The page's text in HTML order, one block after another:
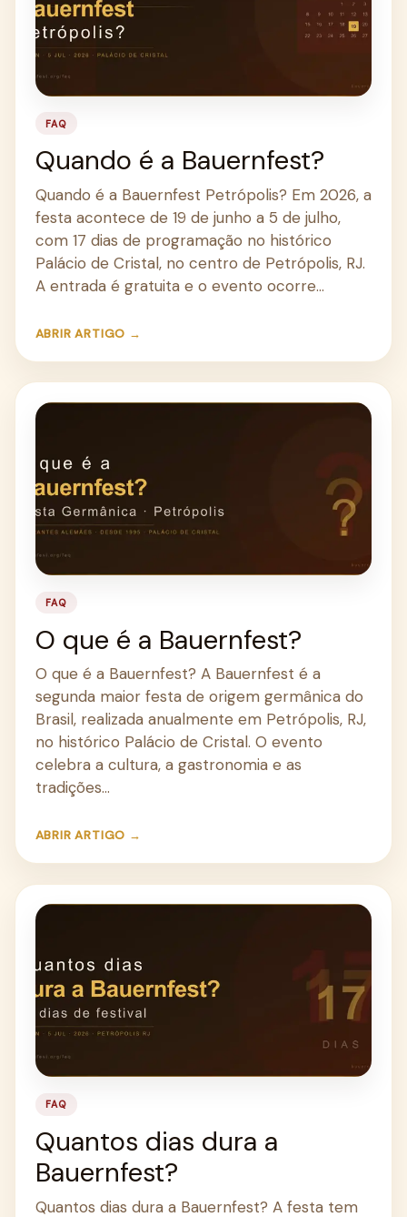
FAQ
Quando é a Bauernfest?
Quando é a Bauernfest Petrópolis? Em 2026, a
festa acontece de 19 de junho a 5 de julho,
com 17 dias de programação no histórico
Palácio de Cristal, no centro de Petrópolis, RJ.
A entrada é gratuita e o evento ocorre…
ABRIR ARTIGO →
FAQ
O que é a Bauernfest?
O que é a Bauernfest? A Bauernfest é a
segunda maior festa de origem germânica do
Brasil, realizada anualmente em Petrópolis, RJ,
no histórico Palácio de Cristal. O evento
celebra a cultura, a gastronomia e as
tradições…
ABRIR ARTIGO →
FAQ
Quantos dias dura a
Bauernfest?
Quantos dias dura a Bauernfest? A festa tem